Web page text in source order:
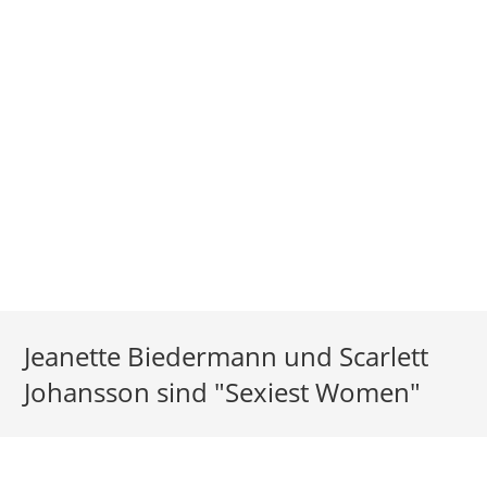
Jeanette Biedermann und Scarlett
Johansson sind "Sexiest Women"